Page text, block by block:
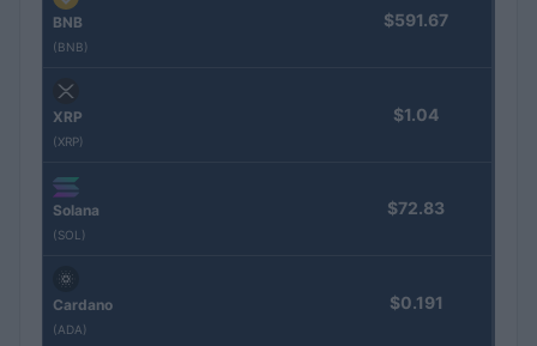
BNB
(BNB)
$591.67
XRP
(XRP)
$1.04
Solana
(SOL)
$72.83
Cardano
(ADA)
$0.191